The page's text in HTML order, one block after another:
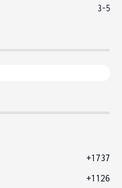
3-5
+1737
+1126